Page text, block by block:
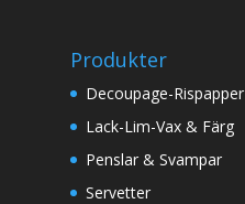
Produkter
Decoupage-Rispapper
Lack-Lim-Vax & Färg
Penslar & Svampar
Servetter